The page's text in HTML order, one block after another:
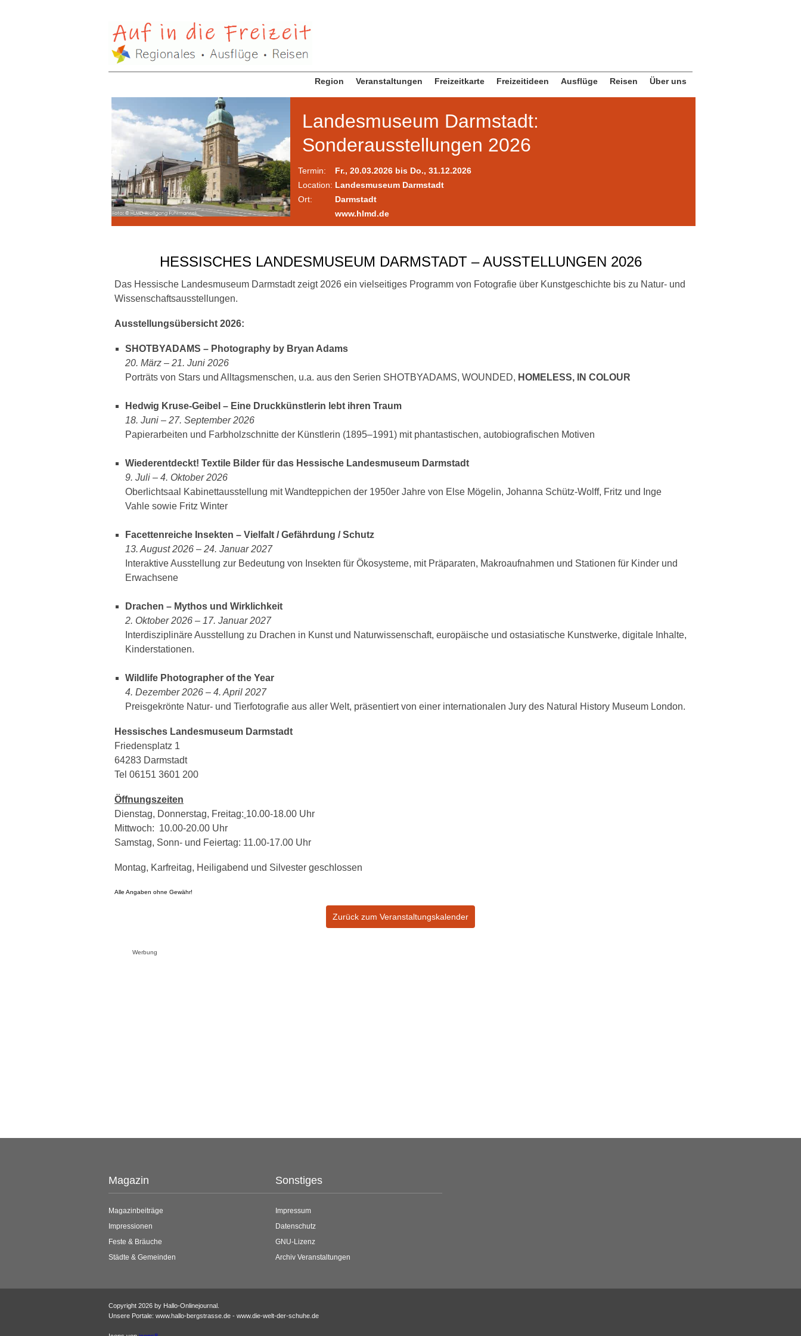
Region Veranstaltungen Freizeitkarte Freizeitideen Ausflüge Reisen Über uns
Landesmuseum Darmstadt:
Sonderausstellungen 2026
Termin:
Fr., 20.03.2026 bis Do., 31.12.2026
Location: Landesmuseum Darmstadt
Ort:
Darmstadt
www.hlmd.de
HESSISCHES LANDESMUSEUM DARMSTADT – AUSSTELLUNGEN 2026
Das Hessische Landesmuseum Darmstadt zeigt 2026 ein vielseitiges Programm von Fotografie über Kunstgeschichte bis zu Natur- und
Wissenschaftsausstellungen.
Ausstellungsübersicht 2026:
SHOTBYADAMS – Photography by Bryan Adams
20. März – 21. Juni 2026
Porträts von Stars und Alltagsmenschen, u.a. aus den Serien SHOTBYADAMS, WOUNDED, HOMELESS, IN COLOUR
Hedwig Kruse-Geibel – Eine Druckkünstlerin lebt ihren Traum
18. Juni – 27. September 2026
Papierarbeiten und Farbholzschnitte der Künstlerin (1895–1991) mit phantastischen, autobiografischen Motiven
Wiederentdeckt! Textile Bilder für das Hessische Landesmuseum Darmstadt
9. Juli – 4. Oktober 2026
Oberlichtsaal Kabinettausstellung mit Wandteppichen der 1950er Jahre von Else Mögelin, Johanna Schütz-Wolff, Fritz und Inge
Vahle sowie Fritz Winter
Facettenreiche Insekten – Vielfalt / Gefährdung / Schutz
13. August 2026 – 24. Januar 2027
Interaktive Ausstellung zur Bedeutung von Insekten für Ökosysteme, mit Präparaten, Makroaufnahmen und Stationen für Kinder und
Erwachsene
Drachen – Mythos und Wirklichkeit
2. Oktober 2026 – 17. Januar 2027
Interdisziplinäre Ausstellung zu Drachen in Kunst und Naturwissenschaft, europäische und ostasiatische Kunstwerke, digitale Inhalte,
Kinderstationen.
Wildlife Photographer of the Year
4. Dezember 2026 – 4. April 2027
Preisgekrönte Natur- und Tierfotografie aus aller Welt, präsentiert von einer internationalen Jury des Natural History Museum London.
Hessisches Landesmuseum Darmstadt
Friedensplatz 1
64283 Darmstadt
Tel 06151 3601 200
Öffnungszeiten
Dienstag, Donnerstag, Freitag: 10.00-18.00 Uhr
Mittwoch: 10.00-20.00 Uhr
Samstag, Sonn- und Feiertag: 11.00-17.00 Uhr
Montag, Karfreitag, Heiligabend und Silvester geschlossen
Alle Angaben ohne Gewähr!
Zurück zum Veranstaltungskalender
Werbung
Magazin
Magazinbeiträge
Impressionen
Feste & Bräuche
Städte & Gemeinden
Sonstiges
Impressum
Datenschutz
GNU-Lizenz
Archiv Veranstaltungen
Copyright 2026 by Hallo-Onlinejournal.
Unsere Portale: www.hallo-bergstrasse.de - www.die-welt-der-schuhe.de